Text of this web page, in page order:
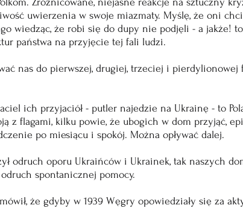
uwierzenia w swoje miazmaty. Myślę, że oni
wiedząc, że robi się do dupy nie podjęli - a jakże!
państwa na przyjęcie tej fali ludzi.
nas do pierwszej, drugiej, trzeciej i pierdylionowej
ich przyjaciół - putler najedzie na Ukrainę - to
z flagami, kilku powie, że ubogich w dom przyjąć,
po miesiącu i spokój. Można opływać dalej.
odruch oporu Ukraińców i Ukrainek, tak naszych
odruch spontanicznej pomocy.
że gdyby w 1939 Węgry opowiedziały się za